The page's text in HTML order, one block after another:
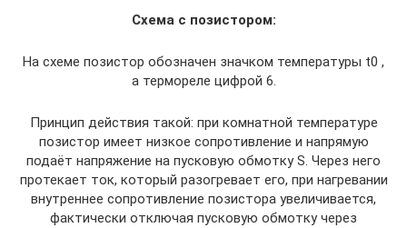
Схема с позистором:
На схеме позистор обозначен значком температуры t0 ,
а термореле цифрой 6.
Принцип действия такой: при комнатной температуре
позистор имеет низкое сопротивление и напрямую
подаёт напряжение на пусковую обмотку S. Через него
протекает ток, который разогревает его, при нагревании
внутреннее сопротивление позистора увеличивается,
фактически отключая пусковую обмотку через